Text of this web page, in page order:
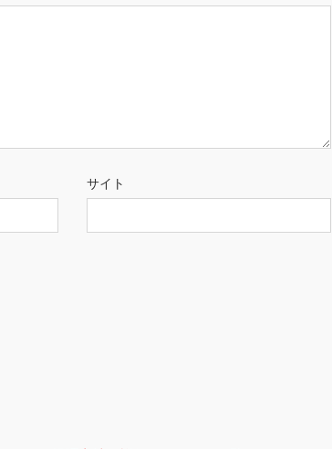
サイト